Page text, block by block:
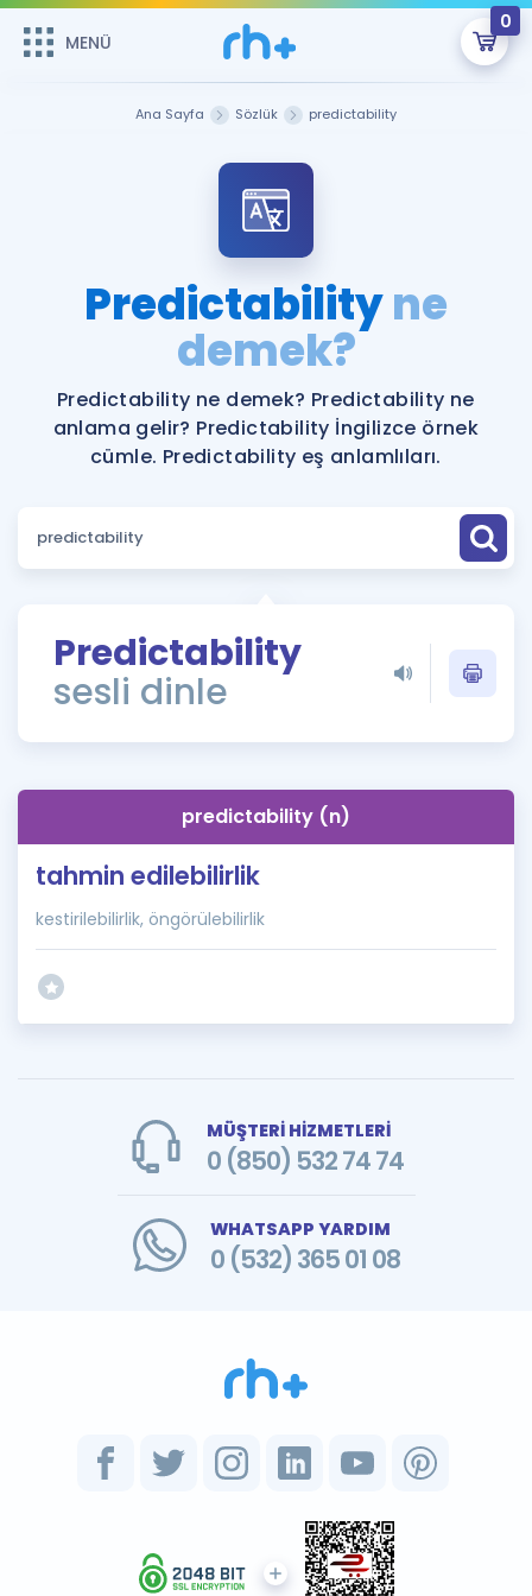
MENÜ
0
Şifremi Hatırlamıyorum
Sepetin Şu An Boş.
Remzi Hoca ile seni sınava hazırlayacak onlarca eğitim seni
bekliyor!
MENÜ
Katılımcı Görüşleri
Faydalı Araçlar
Ücretsiz Kaynaklar
Puan Hesaplama
ÖSYM Sınav Takvimi
Kampanyalar
İngilizce Gramer
İngilizce Gramer
Ana Sayfa Sözlük predictability
Predictabilityne
demek?
Predictability ne demek? Predictability ne
anlama gelir? Predictability İngilizce örnek
cümle. Predictability eş anlamlıları.
Predictability
sesli dinle
predictability (n)
tahmin edilebilirlik
kestirilebilirlik, öngörülebilirlik
MÜŞTERİ HİZMETLERİ
0 (850) 532 74 74
WHATSAPP YARDIM
0 (532) 365 01 08